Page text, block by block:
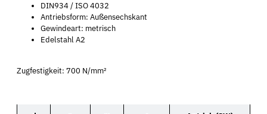
DIN934 / ISO 4032
Antriebsform: Außensechskant
Gewindeart: metrisch
Edelstahl A2
Zugfestigkeit: 700 N/mm²